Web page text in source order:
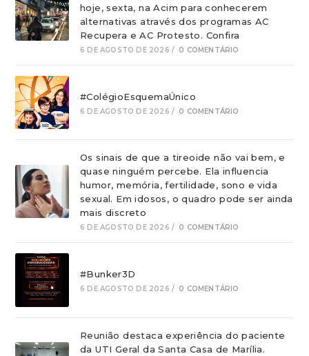
hoje, sexta, na Acim para conhecerem
alternativas através dos programas AC
Recupera e AC Protesto. Confira
6 DE AGOSTO DE 2026 / 0 COMENTÁRIO
#ColégioEsquemaÚnico
6 DE AGOSTO DE 2026 / 0 COMENTÁRIO
Os sinais de que a tireoide não vai bem, e
quase ninguém percebe. Ela influencia
humor, memória, fertilidade, sono e vida
sexual. Em idosos, o quadro pode ser ainda
mais discreto
6 DE AGOSTO DE 2026 / 0 COMENTÁRIO
#Bunker3D
6 DE AGOSTO DE 2026 / 0 COMENTÁRIO
Reunião destaca experiência do paciente
da UTI Geral da Santa Casa de Marília.